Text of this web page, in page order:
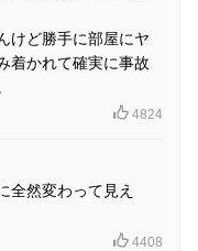
けど勝手に部屋にヤ
着かれて確実に事故
4824
全然変わって見え
4408